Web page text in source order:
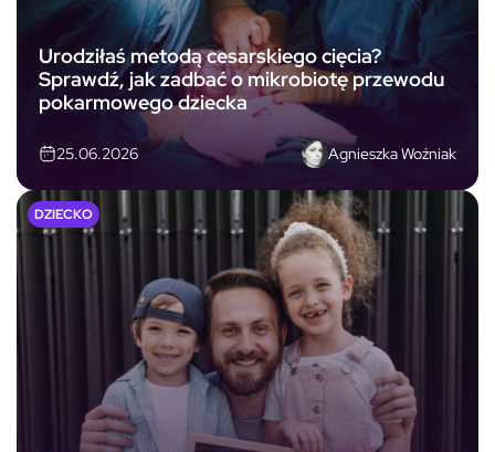
Urodziłaś metodą cesarskiego cięcia?
Sprawdź, jak zadbać o mikrobiotę przewodu
pokarmowego dziecka
25.06.2026 Agnieszka Woźniak
DZIECKO